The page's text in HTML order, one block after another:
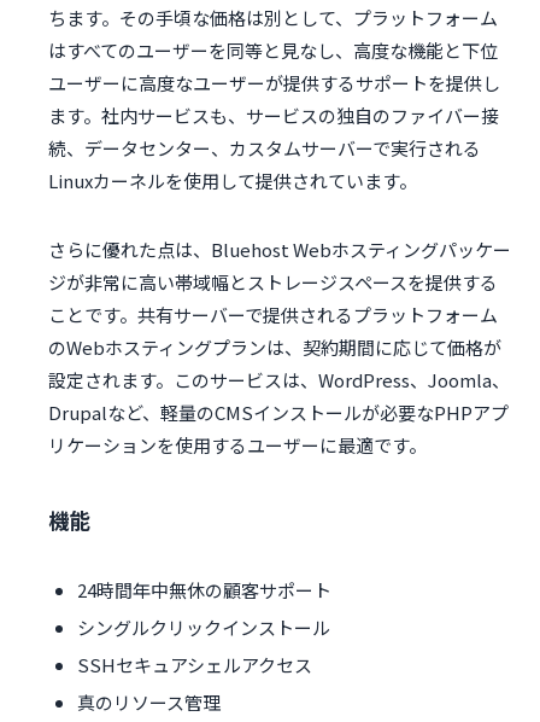
ちます。その手頃な価格は別として、プラットフォーム
はすべてのユーザーを同等と見なし、高度な機能と下位
ユーザーに高度なユーザーが提供するサポートを提供し
ます。社内サービスも、サービスの独自のファイバー接
続、データセンター、カスタムサーバーで実行される
Linuxカーネルを使用して提供されています。
さらに優れた点は、Bluehost Webホスティングパッケー
ジが非常に高い帯域幅とストレージスペースを提供する
ことです。共有サーバーで提供されるプラットフォーム
のWebホスティングプランは、契約期間に応じて価格が
設定されます。このサービスは、WordPress、Joomla、
Drupalなど、軽量のCMSインストールが必要なPHPアプ
リケーションを使用するユーザーに最適です。
機能
24時間年中無休の顧客サポート
シングルクリックインストール
SSHセキュアシェルアクセス
真のリソース管理